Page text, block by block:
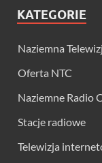
KATEGORIE
Naziemna
Oferta NTC
Naziemne Radio
Stacje radiowe
Telewizja